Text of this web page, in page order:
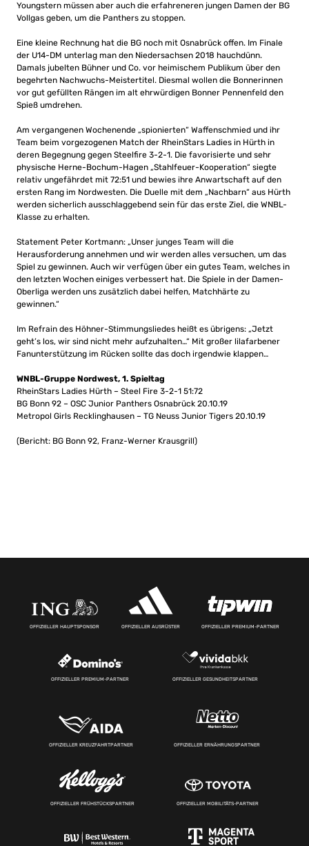
Youngstern müssen aber auch die erfahreneren jungen Damen der BG
Vollgas geben, um die Panthers zu stoppen.
Eine kleine Rechnung hat die BG noch mit Osnabrück offen. Im Finale
der U14-DM unterlag man den Niedersachsen 2018 hauchdünn.
Damals jubelten Bühner und Co. vor heimischem Publikum über den
begehrten Nachwuchs-Meistertitel. Diesmal wollen die Bonnerinnen
vor gut gefüllten Rängen im alt ehrwürdigen Bonner Pennenfeld den
Spieß umdrehen.
Am vergangenen Wochenende „spionierten“ Waffenschmied und ihr
Team beim vorgezogenen Match der RheinStars Ladies in Hürth in
deren Begegnung gegen Steelfire 3-2-1. Die favorisierte und sehr
physische Herne-Bochum-Hagen „Stahlfeuer-Kooperation“ siegte
relativ ungefährdet mit 72:51 und bewies ihre Anwartschaft auf den
ersten Rang im Nordwesten. Die Duelle mit dem „Nachbarn“ aus Hürth
werden sicherlich ausschlaggebend sein für das erste Ziel, die WNBL-
Klasse zu erhalten.
Statement Peter Kortmann: „Unser junges Team will die
Herausforderung annehmen und wir werden alles versuchen, um das
Spiel zu gewinnen. Auch wir verfügen über ein gutes Team, welches in
den letzten Wochen einiges verbessert hat. Die Spiele in der Damen-
Oberliga werden uns zusätzlich dabei helfen, Matchhärte zu
gewinnen.“
Im Refrain des Höhner-Stimmungsliedes heißt es übrigens: „Jetzt
geht’s los, wir sind nicht mehr aufzuhalten…“ Mit großer lilafarbener
Fanunterstützung im Rücken sollte das doch irgendwie klappen…
WNBL-Gruppe Nordwest, 1. Spieltag
RheinStars Ladies Hürth – Steel Fire 3-2-1 51:72
BG Bonn 92 – OSC Junior Panthers Osnabrück 20.10.19
Metropol Girls Recklinghausen – TG Neuss Junior Tigers 20.10.19
(Bericht: BG Bonn 92, Franz-Werner Krausgrill)
OFFIZIELLER HAUPTSPONSOR OFFIZIELLER AUSRÜSTER OFFIZIELLER PREMIUM-PARTNER
OFFIZIELLER PREMIUM-PARTNER OFFIZIELLER GESUNDHEITSPARTNER
OFFIZIELLER KREUZFAHRTPARTNER OFFIZIELLER ERNÄHRUNGSPARTNER
OFFIZIELLER FRÜHSTÜCKSPARTNER OFFIZIELLER MOBILITÄTS-PARTNER